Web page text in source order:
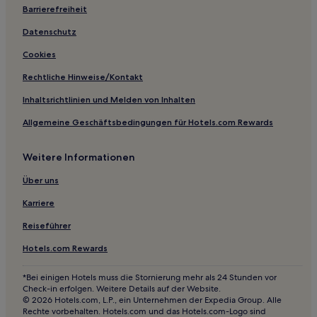
Günstige in Dourados
Haustierfreundliche in Dourados
Barrierefreiheit
Datenschutz
Cookies
Rechtliche Hinweise/Kontakt
Inhaltsrichtlinien und Melden von Inhalten
Allgemeine Geschäftsbedingungen für Hotels.com Rewards
Weitere Informationen
Über uns
Karriere
Reiseführer
Hotels.com Rewards
*Bei einigen Hotels muss die Stornierung mehr als 24 Stunden vor
Check-in erfolgen. Weitere Details auf der Website.
© 2026 Hotels.com, L.P., ein Unternehmen der Expedia Group. Alle
Rechte vorbehalten. Hotels.com und das Hotels.com-Logo sind